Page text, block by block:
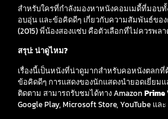
สำหรับใครที่กำลังมองหาหนังคอมเมดี้ที่มอบทั้
อบอุ่น และข้อคิดดีๆ เกี่ยวกับความสัมพันธ์ขอ
(2015) พี่น้องสองแซ่บ คือตัวเลือกที่ไม่ควรพลา
สรุป: น่าดูไหม?
เรื่องนี้เป็นหนังที่น่าดูมากสำหรับคอหนังตลก
ข้อคิดดีๆ การแสดงของนักแสดงนำยอดเยี่ยมแ
ติดตาม สามารถรับชมได้ทาง Amazon Prime
Google Play, Microsoft Store, YouTube แล